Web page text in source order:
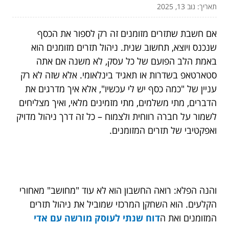
תאריך: נוב 13, 2025
אם חשבת שתזרים מזומנים זה רק לספור את הכסף
שנכנס ויוצא, תחשוב שנית. ניהול תזרים מזומנים הוא
באמת הלב הפועם של כל עסק, לא משנה אם אתה
סטארטאפ בשדרות או תאגיד בינלאומי. אלא שזה לא רק
עניין של "כמה כסף יש לי עכשיו", אלא איך מדרגים את
הדברים, מתי משלמים, מתי מזמינים מלאי, ואיך מצליחים
לשמור על חברה רווחית ולצמוח – כל זה דרך ניהול מדויק
ואפקטיבי של תזרים המזומנים.
והנה הפלא: רואה החשבון הוא לא עוד "מחושב" מאחורי
הקלעים. הוא השחקן המרכזי שמוביל את ניהול תזרים
המזומנים ואת הדוח שנתי לעוסק מורשה עם אדי